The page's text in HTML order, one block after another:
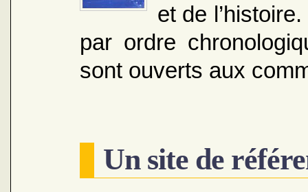
et de
par ordre
sont ouverts aux
Un site de